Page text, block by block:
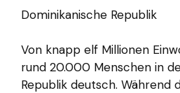
Dominikanische Republik
Von knapp elf Millionen
rund 20.000 Menschen in
Republik deutsch. Während